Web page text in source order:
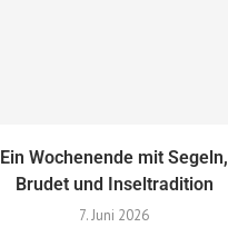
Ein Wochenende mit Segeln,
Brudet und Inseltradition
7. Juni 2026